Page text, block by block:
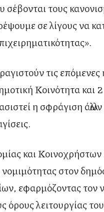
τους
σε λίγους να
τις επόμενες
Κοινότητα και
η σφράγιση
και
στον
εφαρμόζοντας τον
λειτουργίας